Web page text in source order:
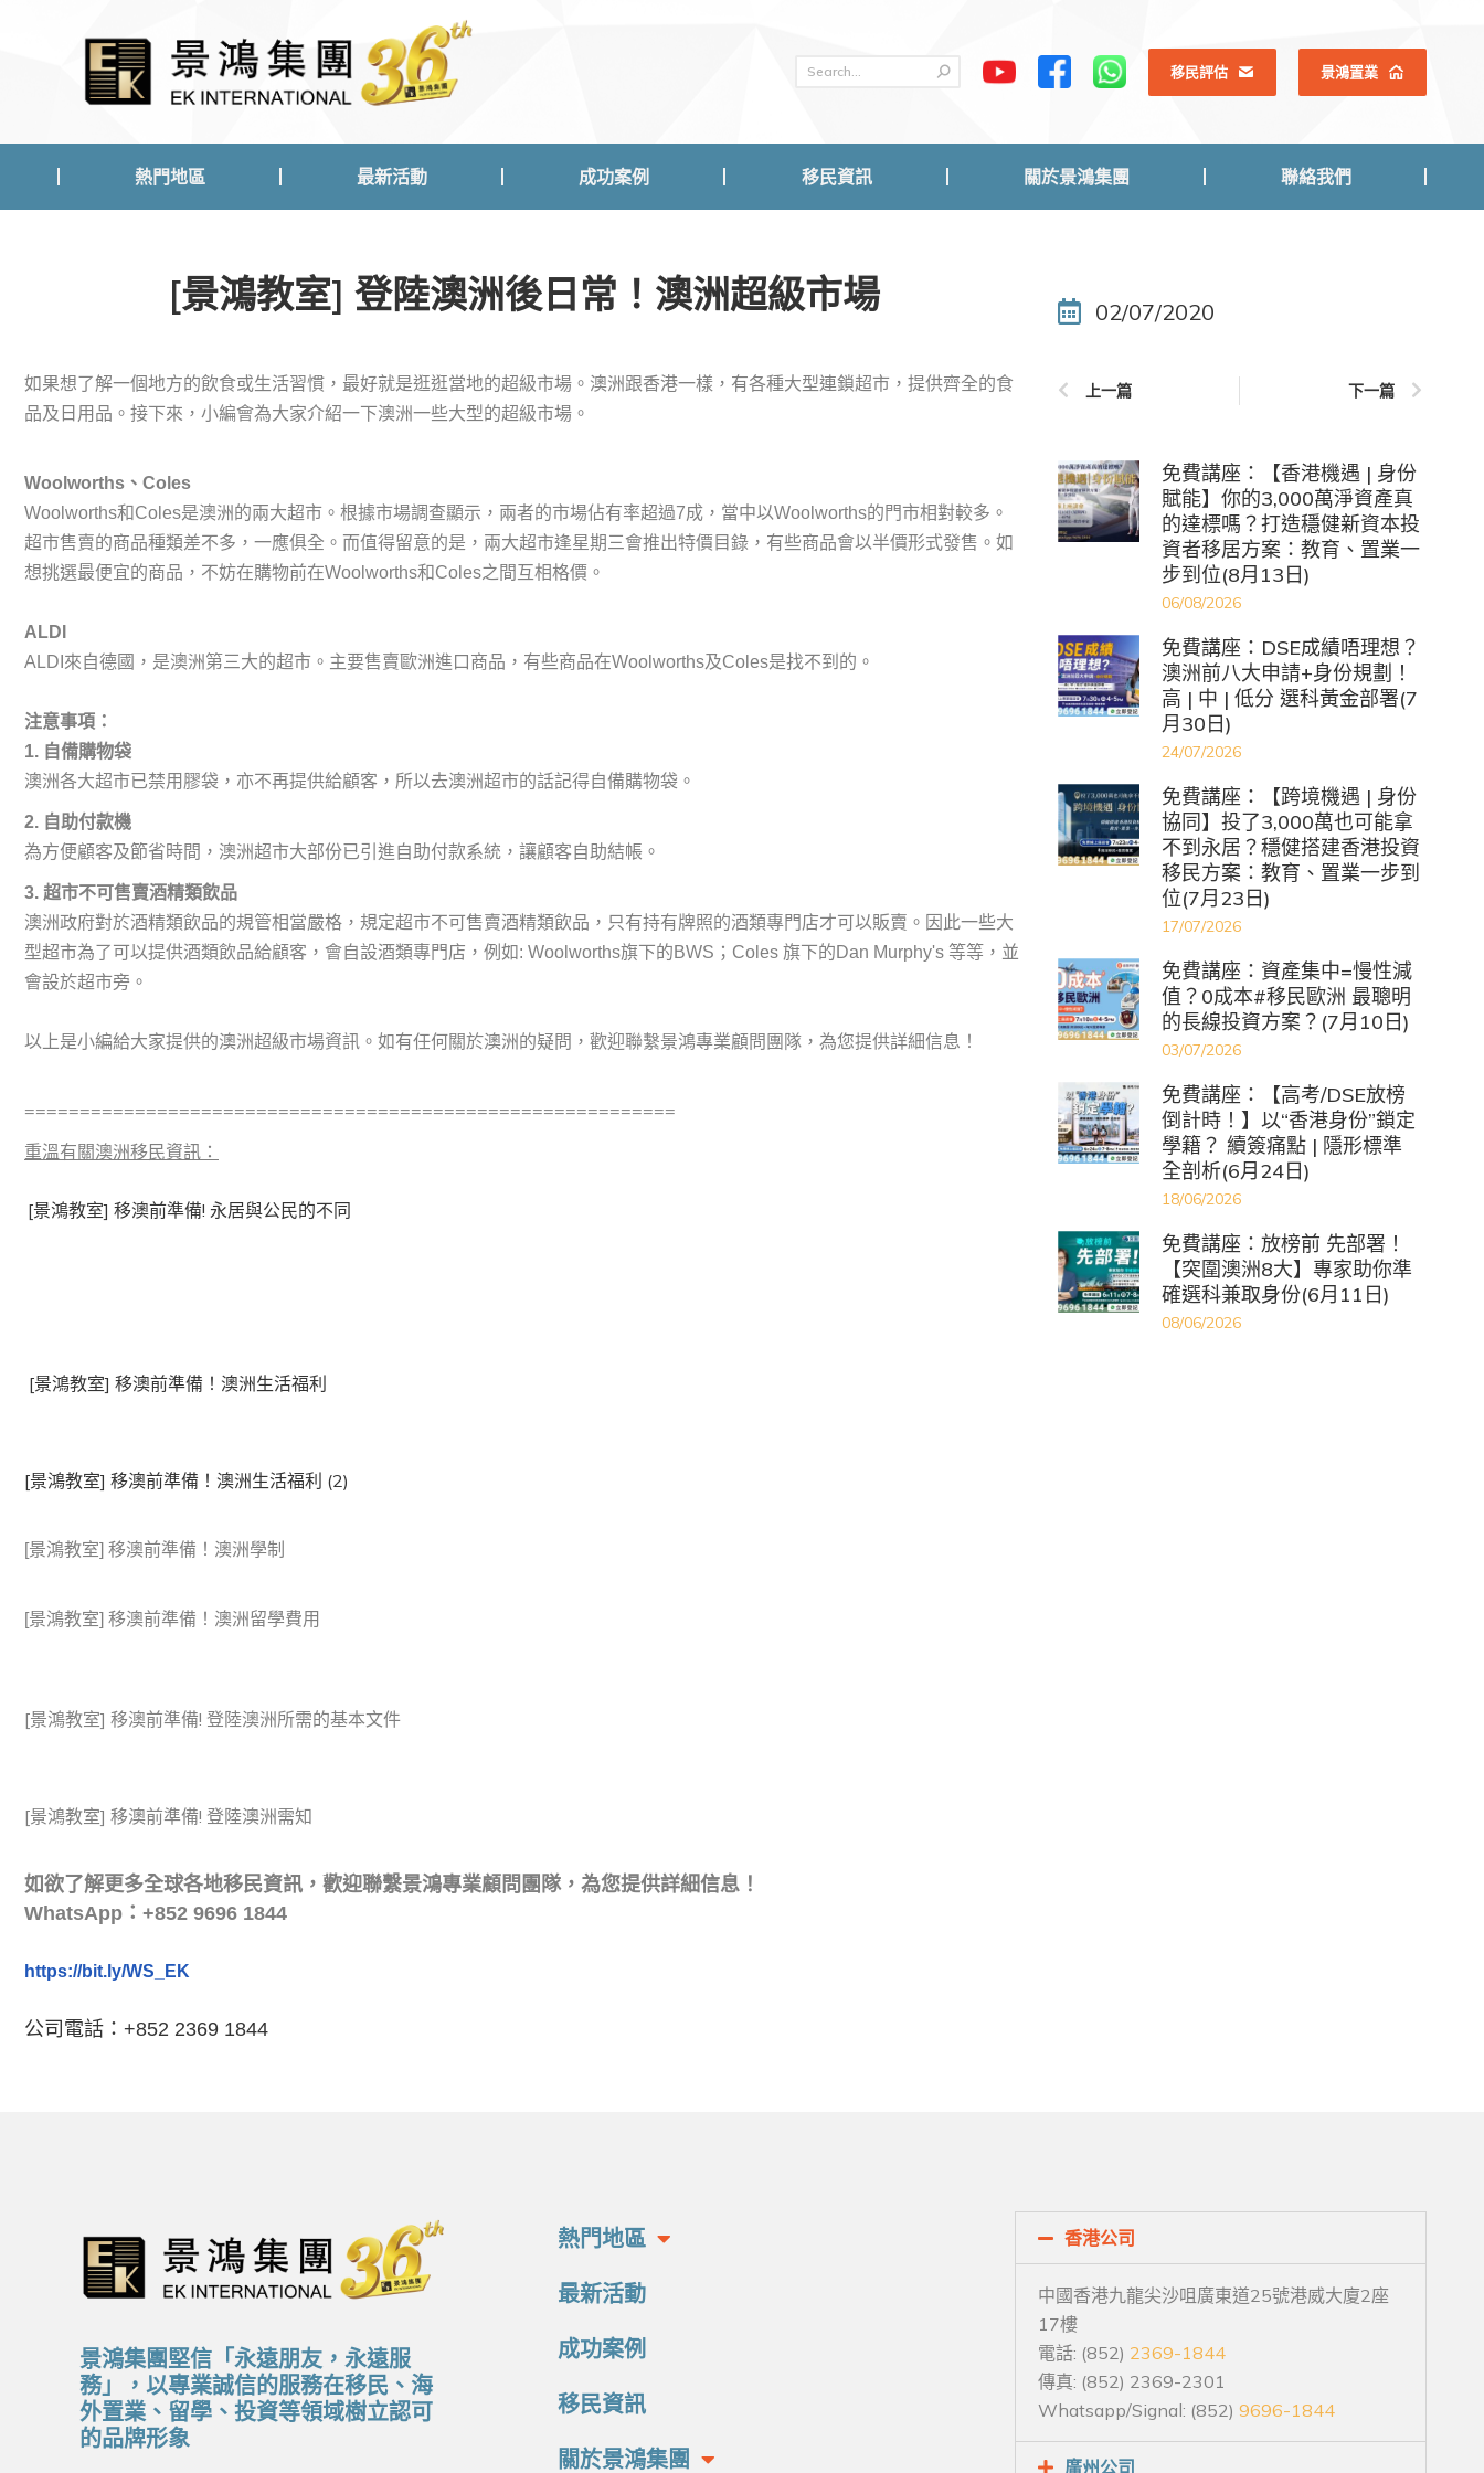
移民評估 景鴻置業
熱門地區 最新活動 成功案例 移民資訊 關於景鴻集團 聯絡我們
[景鴻教室] 登陸澳洲後日常！澳洲超級市場
如果想了解一個地方的飲食或生活習慣，最好就是逛逛當地的超級市場。澳洲跟香港一樣，有各種大型連鎖超市，提供齊全的食
品及日用品。接下來，小編會為大家介紹一下澳洲一些大型的超級市場。
Woolworths 、 Coles
Woolworths和Coles是澳洲的兩大超市。根據市場調查顯示，兩者的市場佔有率超過7成，當中以Woolworths的門市相對較多。
超市售賣的商品種類差不多，一應俱全。而值得留意的是，兩大超市逢星期三會推出特價目錄，有些商品會以半價形式發售。如
想挑選最便宜的商品，不妨在購物前在Woolworths和Coles之間互相格價。
ALDI
ALDI來自德國，是澳洲第三大的超市。主要售賣歐洲進口商品，有些商品在Woolworths及Coles是找不到的。
注意事項：
1. 自備購物袋
澳洲各大超市已禁用膠袋，亦不再提供給顧客，所以去澳洲超市的話記得自備購物袋。
2. 自助付款機
為方便顧客及節省時間，澳洲超市大部份已引進自助付款系統，讓顧客自助結帳。
3. 超市不可售賣酒精類飲品
澳洲政府對於酒精類飲品的規管相當嚴格，規定超市不可售賣酒精類飲品，只有持有牌照的酒類專門店才可以販賣。因此一些大
型超市為了可以提供酒類飲品給顧客，會自設酒類專門店，例如: Woolworths旗下的BWS；Coles 旗下的Dan Murphy's 等等，並
會設於超市旁。
以上是小編給大家提供的澳洲超級市場資訊。如有任何關於澳洲的疑問，歡迎聯繫景鴻專業顧問團隊，為您提供詳細信息！
===========================================================
重溫有關澳洲移民資訊 ：
[景鴻教室] 移澳前準備! 永居與公民的不同
[景鴻教室] 移澳前準備！澳洲生活福利
[景鴻教室] 移澳前準備！澳洲生活福利 (2)
[景鴻教室] 移澳前準備！澳洲學制
[景鴻教室] 移澳前準備！澳洲留學費用
[景鴻教室] 移澳前準備! 登陸澳洲所需的基本文件
[景鴻教室] 移澳前準備! 登陸澳洲需知
如欲了解更多全球各地移民資訊，歡迎聯繫景鴻專業顧問團隊，為您提供詳細信息！
WhatsApp：+852 9696 1844
https://bit.ly/WS_EK
公司電話：+852 2369 1844
02/07/2020
上一篇 下一篇
免費講座：【香港機遇 | 身份
賦能】你的3,000萬淨資產真
的達標嗎？打造穩健新資本投
資者移居方案：教育、置業一
步到位(8月13日)
06/08/2026
免費講座：DSE成績唔理想？
澳洲前八大申請+身份規劃！
高 | 中 | 低分 選科黃金部署(7
月30日)
24/07/2026
免費講座：【跨境機遇 | 身份
協同】投了3,000萬也可能拿
不到永居？穩健搭建香港投資
移民方案：教育、置業一步到
位(7月23日)
17/07/2026
免費講座：資產集中=慢性減
值？0成本#移民歐洲 最聰明
的長線投資方案？(7月10日)
03/07/2026
免費講座：【高考/DSE放榜
倒計時！】以“香港身份”鎖定
學籍？ 續簽痛點 | 隱形標準
全剖析(6月24日)
18/06/2026
免費講座：放榜前 先部署！
【突圍澳洲8大】專家助你準
確選科兼取身份(6月11日)
08/06/2026
景鴻集團堅信「永遠朋友，永遠服
務」，以專業誠信的服務在移民、海
外置業、留學、投資等領域樹立認可
的品牌形象
熱門地區
最新活動
成功案例
移民資訊
關於景鴻集團
香港公司
中國香港九龍尖沙咀廣東道25號港威大廈2座
17樓
電話: (852) 2369-1844
傳真: (852) 2369-2301
Whatsapp/Signal: (852) 9696-1844
廣州公司
熱門地區 最新活動